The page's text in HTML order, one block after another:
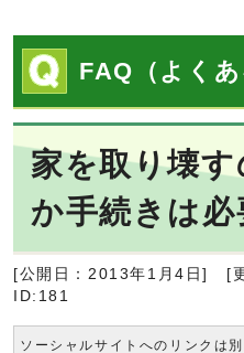
FAQ（よくあ
家を取り壊
か手続きは
[公開日：2013年1月4日]
[
ID:181
ソーシャルサイトへのリンクは